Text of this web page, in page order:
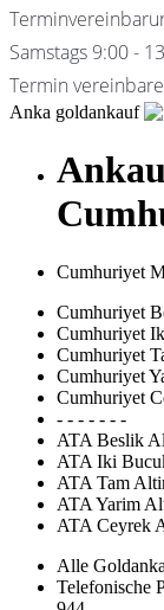
Samstags 9:00 -
Termin
Anka goldankauf
Cumhuriyet
Cumhuriyet
Cumhuriyet
Cumhuriyet
Cumhuriyet
Cumhuriyet
- - - - - - -
ATA Beslik
ATA Iki
ATA Tam
ATA Yarim
ATA Ceyrek
Alle
Telefonische